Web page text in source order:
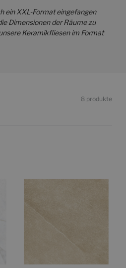
ein XXL-Format eingefangen
Dimensionen der Räume zu
Keramikfliesen im Format
8 produkte